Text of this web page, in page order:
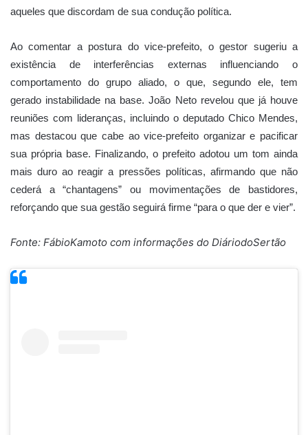
aqueles que discordam de sua condução política.
Ao comentar a postura do vice-prefeito, o gestor sugeriu a
existência de interferências externas influenciando o
comportamento do grupo aliado, o que, segundo ele, tem
gerado instabilidade na base. João Neto revelou que já houve
reuniões com lideranças, incluindo o deputado Chico Mendes,
mas destacou que cabe ao vice-prefeito organizar e pacificar
sua própria base. Finalizando, o prefeito adotou um tom ainda
mais duro ao reagir a pressões políticas, afirmando que não
cederá a “chantagens” ou movimentações de bastidores,
reforçando que sua gestão seguirá firme “para o que der e vier”.
Fonte: FábioKamoto com informações do DiáriodoSertão